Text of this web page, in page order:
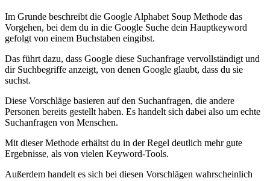
Im Grunde beschreibt die Google Alphabet Soup Methode das
Vorgehen, bei dem du in die Google Suche dein Hauptkeyword
gefolgt von einem Buchstaben eingibst.
Das führt dazu, dass Google diese Suchanfrage vervollständigt und
dir Suchbegriffe anzeigt, von denen Google glaubt, dass du sie
suchst.
Diese Vorschläge basieren auf den Suchanfragen, die andere
Personen bereits gestellt haben. Es handelt sich dabei also um echte
Suchanfragen von Menschen.
Mit dieser Methode erhältst du in der Regel deutlich mehr gute
Ergebnisse, als von vielen Keyword-Tools.
Außerdem handelt es sich bei diesen Vorschlägen wahrscheinlich